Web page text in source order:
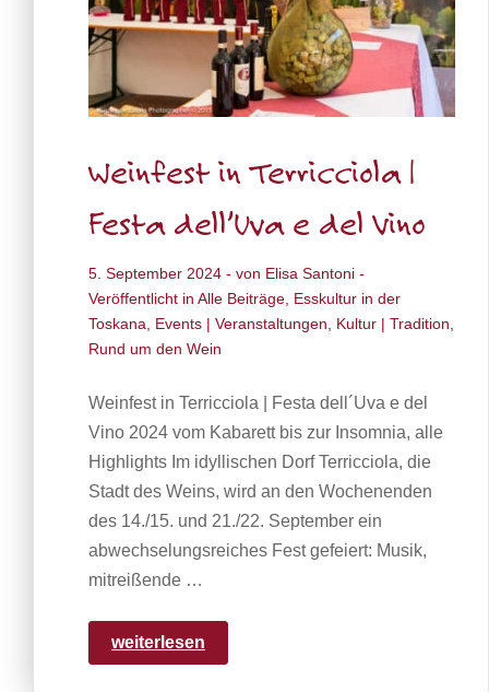
Weinfest in Terricciola |
Festa dell’Uva e del Vino
5. September 2024 - von Elisa Santoni -
Veröffentlicht in Alle Beiträge Esskultur in der
Toskana
Events | Veranstaltungen Kultur | Tradition
Rund um den Wein
Weinfest in Terricciola | Festa dell´Uva e del
Vino 2024 vom Kabarett bis zur Insomnia, alle
Highlights Im idyllischen Dorf Terricciola, die
Stadt des Weins, wird an den Wochenenden
des 14./15. und 21./22. September ein
abwechselungsreiches Fest gefeiert: Musik,
mitreißende …
weiterlesen